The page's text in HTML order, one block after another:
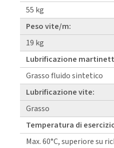
55 kg
Peso vite/m:
19 kg
Lubrificazione
Grasso fluido sintetico
Lubrificazione vite:
Grasso
Temperatura di
Max. 60°C, superiore su